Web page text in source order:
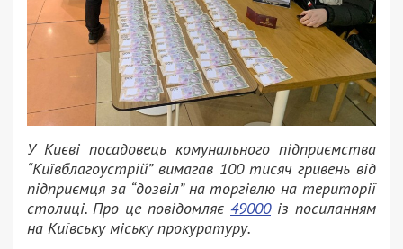
У Києві посадовець комунального підприємства
“Київблагоустрій” вимагав 100 тисяч гривень від
підприємця за “дозвіл” на торгівлю на території
столиці. Про це повідомляє 49000із посиланням
на Київську міську прокуратуру.